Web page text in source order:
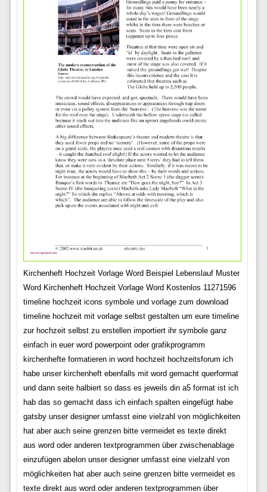
Kirchenheft Hochzeit Vorlage Word Beispiel Lebenslauf Muster
Word Kirchenheft Hochzeit Vorlage Word Kostenlos 11271596
timeline hochzeit icons symbole und vorlage zum download
timeline hochzeit mit vorlage selbst gestalten um eure timeline
zur hochzeit selbst zu erstellen importiert ihr symbole ganz
einfach in euer word powerpoint oder grafikprogramm
kirchenhefte formatieren in word hochzeit hochzeitsforum ich
habe unser kirchenheft ebenfalls mit word gemacht querformat
und dann seite halbiert so dass es jeweils din a5 format ist ich
hab das so gemacht dass ich einfach spalten eingefügt habe
gatsby unser designer umfasst eine vielzahl von möglichkeiten
hat aber auch seine grenzen bitte vermeidet es texte direkt
aus word oder anderen textprogrammen über zwischenablage
einzufügen abelon unser designer umfasst eine vielzahl von
möglichkeiten hat aber auch seine grenzen bitte vermeidet es
texte direkt aus word oder anderen textprogrammen über